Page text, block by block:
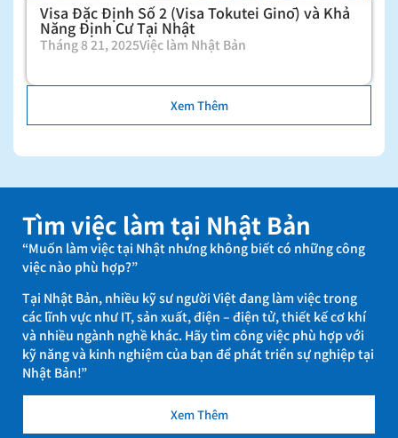
Visa Đặc Định Số 2 (Visa Tokutei Ginō) và Khả
Năng Định Cư Tại Nhật
Tháng 8 21, 2025Việc làm Nhật Bản
Xem Thêm
Tìm việc làm tại Nhật Bản
“Muốn làm việc tại Nhật nhưng không biết có những công
việc nào phù hợp?”
Tại Nhật Bản, nhiều kỹ sư người Việt đang làm việc trong
các lĩnh vực như IT, sản xuất, điện – điện tử, thiết kế cơ khí
và nhiều ngành nghề khác. Hãy tìm công việc phù hợp với
kỹ năng và kinh nghiệm của bạn để phát triển sự nghiệp tại
Nhật Bản!”
Xem Thêm